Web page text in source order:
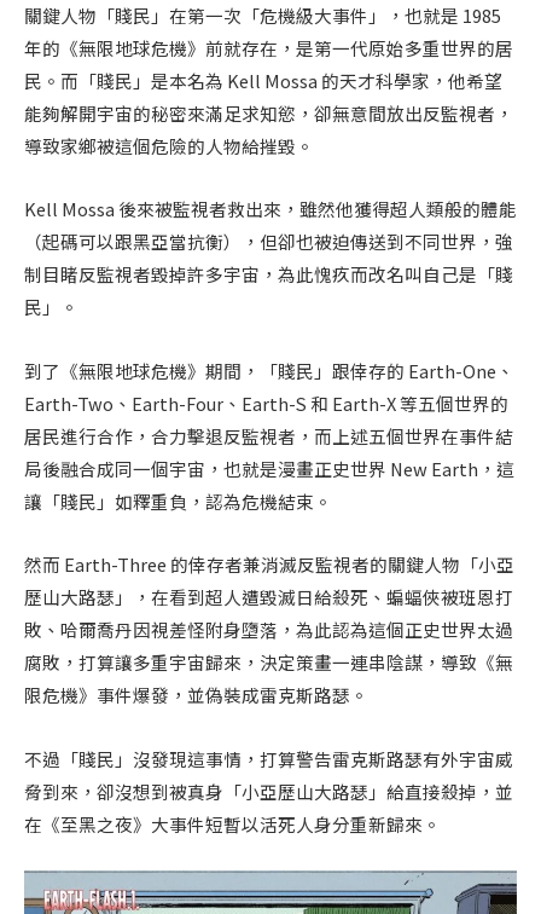
關鍵人物「賤民」在第一次「危機級大事件」，也就是 1985
年的《無限地球危機》前就存在，是第一代原始多重世界的居
民。而「賤民」是本名為 Kell Mossa 的天才科學家，他希望
能夠解開宇宙的秘密來滿足求知慾，卻無意間放出反監視者，
導致家鄉被這個危險的人物給摧毀。
Kell Mossa 後來被監視者救出來，雖然他獲得超人類般的體能
（起碼可以跟黑亞當抗衡），但卻也被迫傳送到不同世界，強
制目睹反監視者毀掉許多宇宙，為此愧疚而改名叫自己是「賤
民」。
到了《無限地球危機》期間，「賤民」跟倖存的 Earth-One、
Earth-Two、Earth-Four、Earth-S 和 Earth-X 等五個世界的
居民進行合作，合力擊退反監視者，而上述五個世界在事件結
局後融合成同一個宇宙，也就是漫畫正史世界 New Earth，這
讓「賤民」如釋重負，認為危機結束。
然而 Earth-Three 的倖存者兼消滅反監視者的關鍵人物「小亞
歷山大路瑟」，在看到超人遭毀滅日給殺死、蝙蝠俠被班恩打
敗、哈爾喬丹因視差怪附身墮落，為此認為這個正史世界太過
腐敗，打算讓多重宇宙歸來，決定策畫一連串陰謀，導致《無
限危機》事件爆發，並偽裝成雷克斯路瑟。
不過「賤民」沒發現這事情，打算警告雷克斯路瑟有外宇宙威
脅到來，卻沒想到被真身「小亞歷山大路瑟」給直接殺掉，並
在《至黑之夜》大事件短暫以活死人身分重新歸來。